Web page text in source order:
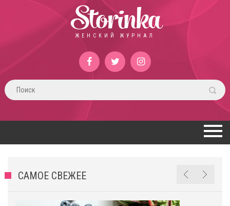
Storinka
ЖЕНСКИЙ ЖУРНАЛ
САМОЕ СВЕЖЕЕ